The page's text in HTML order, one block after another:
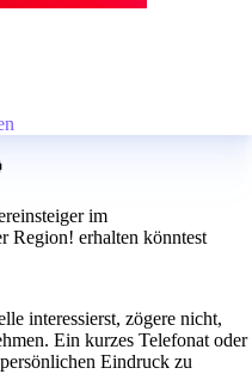
im
Region! erhalten könntest
interessierst, zögere nicht,
Ein kurzes Telefonat oder
Eindruck zu